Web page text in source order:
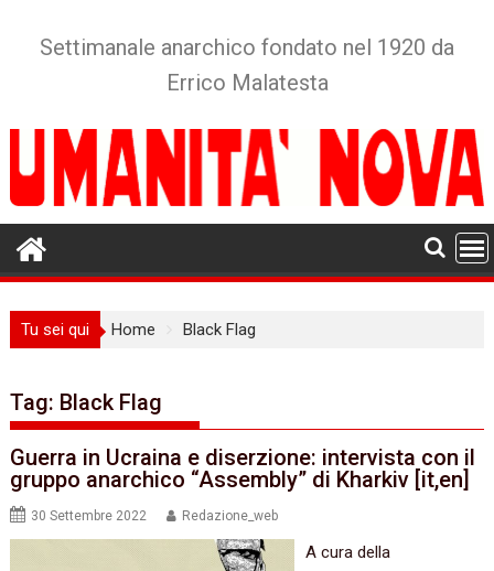
Settimanale anarchico fondato nel 1920 da
Errico Malatesta
Tu sei qui Home Black Flag
Tag: Black Flag
Guerra in Ucraina e diserzione: intervista con il
gruppo anarchico “Assembly” di Kharkiv [it,en]
30 Settembre 2022 Redazione_web
A cura della